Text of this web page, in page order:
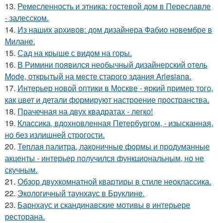
13. Ремесленность и этника: гостевой дом в Переславле
- залесском.
14. Из наших архивов: дом дизайнера Фабио новембре в
Милане.
15. Сад на крыше с видом на горы.
16. В Римини появился необычный дизайнерский отель
Mode, открытый на месте старого здания Arlesiana.
17. Интерьер новой оптики в Москве - яркий пример того,
как цвет и детали формируют настроение пространства.
18. Прачечная на двух квадратах - легко!
19. Классика, вдохновленная Петербургом, - изысканная,
но без излишней строгости.
20. Теплая палитра, лаконичные формы и продуманные
акценты - интерьер получился функциональным, но не
скучным.
21. Обзор двухкомнатной квартиры в стиле неоклассика.
22. Экологичный таунхаус в Бруклине.
23. Барнхаус и скандинавские мотивы в интерьере
ресторана.